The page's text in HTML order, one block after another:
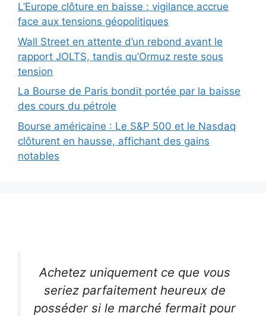
L’Europe clôture en baisse : vigilance accrue
face aux tensions géopolitiques
Wall Street en attente d’un rebond avant le
rapport JOLTS, tandis qu’Ormuz reste sous
tension
La Bourse de Paris bondit portée par la baisse
des cours du pétrole
Bourse américaine : Le S&P 500 et le Nasdaq
clôturent en hausse, affichant des gains
notables
Achetez uniquement ce que vous
seriez parfaitement heureux de
posséder si le marché fermait pour